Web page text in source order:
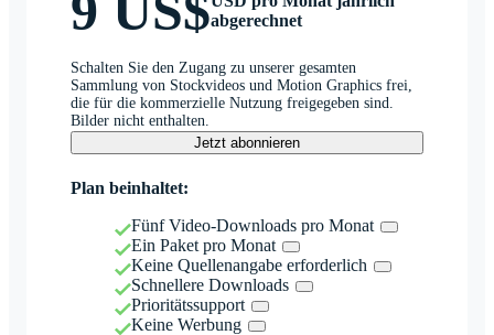
abgerechnet
Schalten Sie den Zugang zu unserer gesamten
Sammlung von Stockvideos und Motion Graphics frei,
die für die kommerzielle Nutzung freigegeben sind.
Bilder nicht enthalten.
Jetzt abonnieren
Plan beinhaltet:
Fünf Video-Downloads pro Monat
Ein Paket pro Monat
Keine Quellenangabe erforderlich
Schnellere Downloads
Prioritätssupport
Keine Werbung